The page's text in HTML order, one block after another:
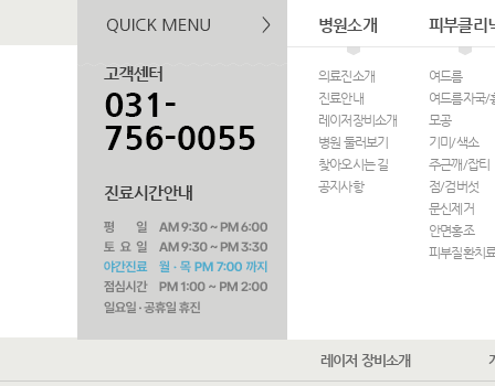
병원소개
의료진소개
진료안내
레이저장비소개
병원 둘러보기
찾아오시는 길
공지사항
피부클리
여드름
여드름자국/
모공
기미/색소
주근깨/잡티
점/검버섯
문신제거
안면홍조
피부질환치
레이저 장비소개